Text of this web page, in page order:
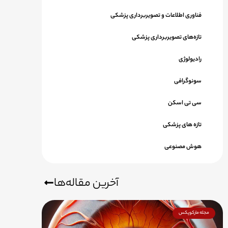
فناوری اطلاعات و تصویربرداری پزشکی
تازه‌های تصویربرداری پزشکی
رادیولوژی
سونوگرافی
سی تی اسکن
تازه های پزشکی
هوش مصنوعی
آخرین مقاله‌ها
مجله مارکوپکس